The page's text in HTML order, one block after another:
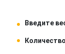
Введите